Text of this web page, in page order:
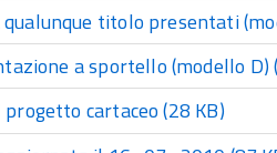
titolo presentati
a sportello (modello D)
cartaceo(28 KB)